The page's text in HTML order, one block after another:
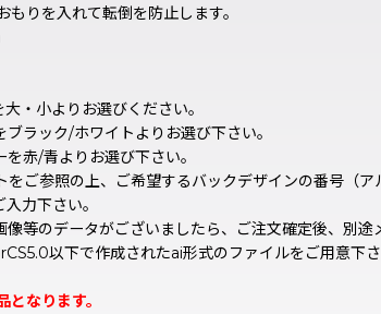
もりを入れて転倒を防止します。
・小よりお選びください。
ラック/ホワイトよりお選び下さい。
赤/青よりお選び下さい。
ご参照の上、ご希望するバックデザインの番号（ア
力下さい。
等のデータがございましたら、ご注文確定後、別途
以下で作成されたai形式のファイルをご用意下さ
なります。